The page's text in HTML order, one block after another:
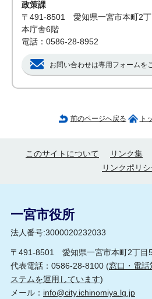
政策課
〒491-8501 愛知県一宮市本町2
本庁舎6階
電話：0586-28-8952
お問い合わせは専用フォームを
前のページへ戻る ト
このサイトについて リンク集
リンクポリシ
一宮市役所
法人番号:3000020232033
〒491-8501 愛知県一宮市本町2丁目
代表電話：0586-28-8100 (窓口・電
ステムを運用しています)
メール： info@city.ichinomiya.lg.jp